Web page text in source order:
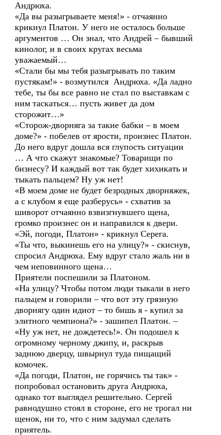
Андрюха.
«Да вы разыгрываете меня!» - отчаянно
крикнул Платон. У него не осталось больше
аргументов … Он знал, что Андрей – бывший
кинолог, и в своих кругах весьма
уважаемый…
«Стали бы мы тебя разыгрывать по таким
пустякам!» - возмутился Андрюха. «Да ладно
тебе, ты бы все равно не стал по выставкам с
ним таскаться… пусть живет да дом
сторожит…»
«Сторож-дворняга за такие бабки – в моем
доме?» - побелев от ярости, произнес Платон.
До него вдруг дошла вся глупость ситуации
… А что скажут знакомые? Товарищи по
бизнесу? И каждый вот так будет хихикать и
тыкать пальцем? Ну уж нет!
«В моем доме не будет безродных дворняжек,
а с клубом я еще разберусь» - схватив за
шиворот отчаянно взвизгнувшего щена,
громко произнес он и направился к двери.
«Эй, погоди, Платон» - крикнул Серега.
«Ты что, выкинешь его на улицу?» - скиснув,
спросил Андрюха. Ему вдруг стало жаль ни в
чем неповинного щена…
Приятели поспешили за Платоном.
«На улицу? Чтобы потом люди тыкали в него
пальцем и говорили – что вот эту грязную
дворнягу один идиот – то бишь я - купил за
элитного чемпиона?» - зашипел Платон. –
«Ну уж нет, не дождетесь!». Он подошел к
огромному черному джипу, и, раскрыв
заднюю дверцу, швырнул туда пищащий
комочек.
«Да погоди, Платон, не горячись ты так» -
попробовал остановить друга Андрюха,
однако тот выглядел решительно. Сергей
равнодушно стоял в стороне, его не трогал ни
щенок, ни то, что с ним задумал сделать
приятель.